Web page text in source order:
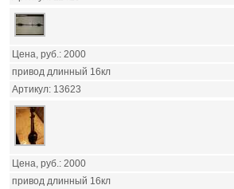
2000
привод длинный 16кл
13623
2000
привод длинный 16кл